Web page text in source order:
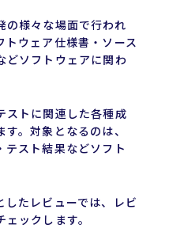
の様々な場面で行われ
ウェア仕様書・ソース
どソフトウェアに関わ
ストに関連した各種成
。対象となるのは、
テスト結果などソフト
たレビューでは、レビ
ックします。